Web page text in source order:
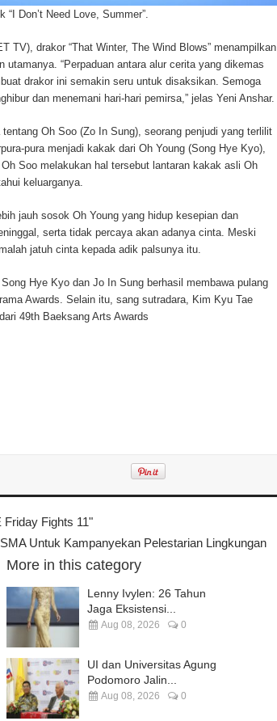
Don’t Need Love, Summer”.
TV), drakor “That Winter, The Wind Blows” menampilkan
“Perpaduan antara alur cerita yang dikemas
drakor ini semakin seru untuk disaksikan. Semoga
dan menemani hari-hari pemirsa,” jelas Yeni Anshar.
tentang Oh Soo (Zo In Sung), seorang penjudi yang terlilit
pura menjadi kakak dari Oh Young (Song Hye Kyo),
Soo melakukan hal tersebut lantaran kakak asli Oh
keluarganya.
jauh sosok Oh Young yang hidup kesepian dan
serta tidak percaya akan adanya cinta. Meski
jatuh cinta kepada adik palsunya itu.
Hye Kyo dan Jo In Sung berhasil membawa pulang
Awards. Selain itu, sang sutradara, Kim Kyu Tae
49th Baeksang Arts Awards
Friday Fights 11"
Untuk Kampanyekan Pelestarian Lingkungan
More in this category
Lenny Ivylen: 26 Tahun
Jaga Eksistensi...
Aug 08, 2026 0
UI dan Universitas Agung
Podomoro Jalin...
Aug 08, 2026 0